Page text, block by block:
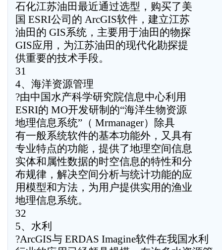
石化江苏油田最近通过选型，购买了美
国 ESRI公司的 ArcGIS软件，建立江苏
油田的 GIS系统，主要用于油田的物探
GIS应用，为江苏油田的现代化勘探提
供重要的技术手段。
31
4、海洋资源管理
?由中国水产科学研究院信息中心利用
ESRI的 MO开发研制的“海洋生物资源
地理信息系统”（ Mrmanager）除具
有一般系统软件的基本功能外，又具有
专业特点的功能，提供了地理空间信息
实体和属性数据的时空信息的特性和分
布规律，解决空间分析与统计功能的应
用模型和方法，为用户提供实用的渔业
地理信息系统。
32
5、水利
?ArcGIS与 ERDAS Imagine软件在我国水利